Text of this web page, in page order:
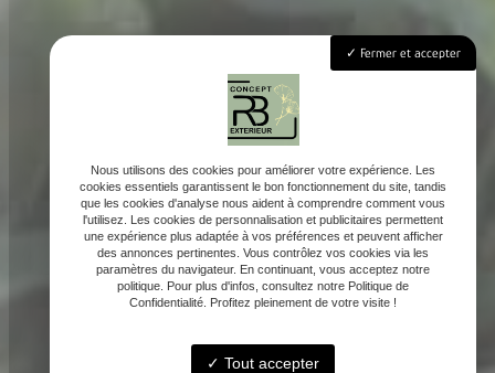
Fermer et accepter
Nous utilisons des cookies pour améliorer votre expérience. Les
cookies essentiels garantissent le bon fonctionnement du site, tandis
que les cookies d'analyse nous aident à comprendre comment vous
l'utilisez. Les cookies de personnalisation et publicitaires permettent
une expérience plus adaptée à vos préférences et peuvent afficher
des annonces pertinentes. Vous contrôlez vos cookies via les
paramètres du navigateur. En continuant, vous acceptez notre
politique. Pour plus d'infos, consultez notre Politique de
Confidentialité. Profitez pleinement de votre visite !
Tout accepter